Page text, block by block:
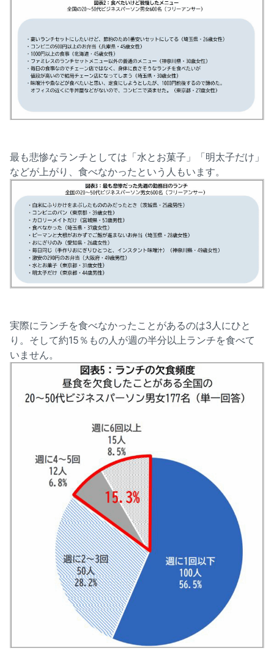
最も悲惨なランチとしては「水とお菓子」「明太子だけ」
などが上がり、食べなかったという人もいます。
実際にランチを食べなかったことがあるのは3人にひと
り。そして約15％もの人が週の半分以上ランチを食べて
いません。